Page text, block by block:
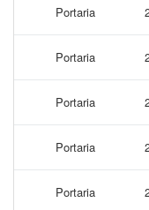
Portaria
Portaria
Portaria
Portaria
Portaria